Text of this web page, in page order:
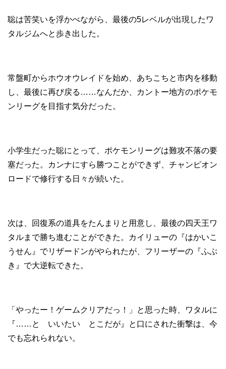
聡は苦笑いを浮かべながら、最後の5レベルが出現したワ
タルジムへと歩き出した。
常盤町からホウオウレイドを始め、あちこちと市内を移動
し、最後に再び戻る……なんだか、カントー地方のポケモ
ンリーグを目指す気分だった。
小学生だった聡にとって、ポケモンリーグは難攻不落の要
塞だった。カンナにすら勝つことができず、チャンピオン
ロードで修行する日々が続いた。
次は、回復系の道具をたんまりと用意し、最後の四天王ワ
タルまで勝ち進むことができた。カイリューの『はかいこ
うせん』でリザードンがやられたが、フリーザーの『ふぶ
き』で大逆転できた。
「やったー！ゲームクリアだっ！」と思った時、ワタルに
『……と いいたい とこだが』と口にされた衝撃は、今
でも忘れられない。